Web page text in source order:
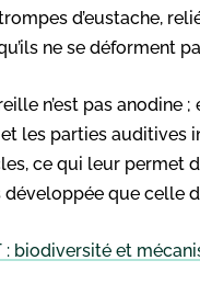
d’eustache,
ne se déforment
n’est pas anodine
les parties auditives
ce qui leur permet
que celle
: biodiversité et